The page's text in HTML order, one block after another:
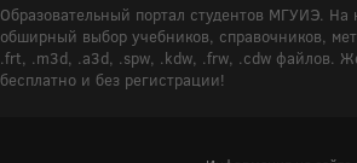
Образовательный портал студентов МГУИЭ.
обширный выбор учебников, справочников,
.frt, .m3d, .a3d, .spw, .kdw, .frw, .cdw файлов.
бесплатно и без регистрации!